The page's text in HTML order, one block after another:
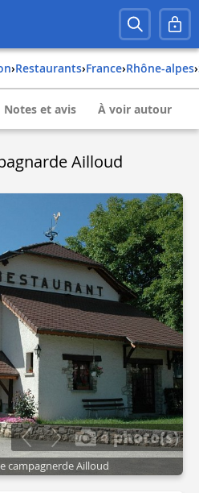
› Restaurants› france› rhône-alpes›
Notes et avis À voir autour
Ailloud
4 photo(s)
campagnerde Ailloud